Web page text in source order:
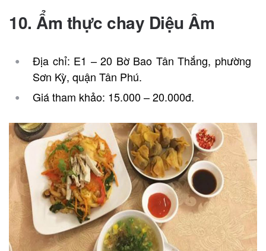
10. Ẩm thực chay Diệu Âm
Địa chỉ: E1 – 20 Bờ Bao Tân Thắng, phường
Sơn Kỳ, quận Tân Phú.
Giá tham khảo: 15.000 – 20.000đ.